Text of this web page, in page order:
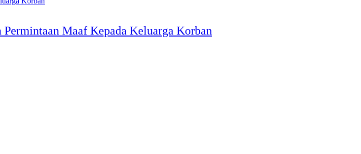
Maaf Kepada Keluarga Korban